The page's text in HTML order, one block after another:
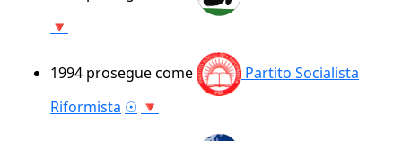
🔻
1994 prosegue come
Partito Socialista
Riformista ☉ 🔻